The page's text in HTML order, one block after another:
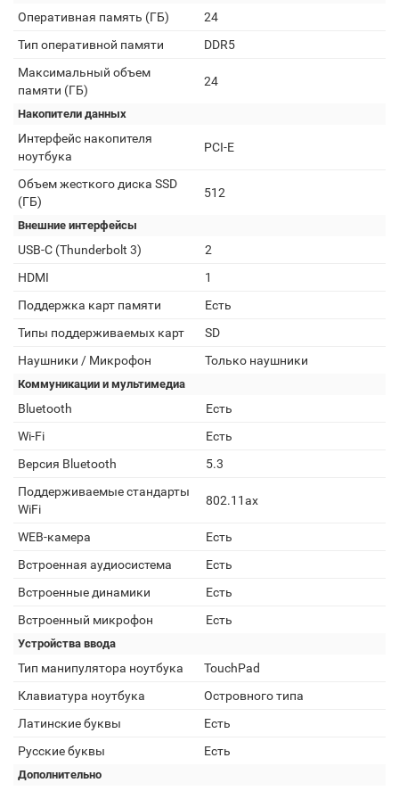
Оперативная память (ГБ)
24
Тип оперативной памяти
DDR5
Максимальный объем
памяти (ГБ)
24
Накопители данных
Интерфейс накопителя
ноутбука
PCI-E
Объем жесткого диска SSD
(ГБ)
512
Внешние интерфейсы
USB-C (Thunderbolt 3)
2
HDMI
1
Поддержка карт памяти
Есть
Типы поддерживаемых карт
SD
Наушники / Микрофон
Только наушники
Коммуникации и мультимедиа
Bluetooth
Есть
Wi-Fi
Есть
Версия Bluetooth
5.3
Поддерживаемые стандарты
WiFi
802.11ax
WEB-камера
Есть
Встроенная аудиосистема
Есть
Встроенные динамики
Есть
Встроенный микрофон
Есть
Устройства ввода
Тип манипулятора ноутбука
TouchPad
Клавиатура ноутбука
Островного типа
Латинские буквы
Есть
Русские буквы
Есть
Дополнительно